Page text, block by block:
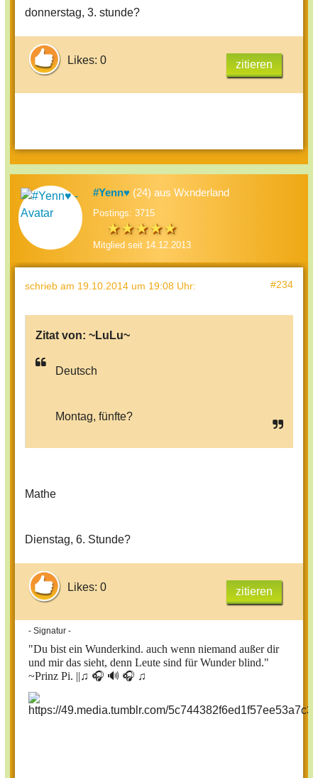
donnerstag, 3. stunde?
Likes: 0 zitieren
#Yenn♥ (24) aus Wxnderland
Postings: 3715
Mitglied seit 14.12.2013
schrieb am 19.10.2014 um 19:08 Uhr: #234
Zitat von: ~LuLu~
Deutsch
Montag, fünfte?
Mathe
Dienstag, 6. Stunde?
Likes: 0 zitieren
- Signatur -
"Du bist ein Wunderkind. auch wenn niemand außer dir
und mir das sieht, denn Leute sind für Wunder blind."
~Prinz Pi. ||♫ 🎧 🔊 🎧 ♫